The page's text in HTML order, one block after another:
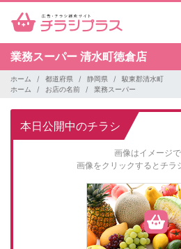
業務スーパー 清水町徳倉店
ホーム 都道府県 静岡県
駿東郡清水町
ホーム
お店の名前 業務スーパー
本日公開中のチラシ
画像はイメージで
画像をクリックするとチラ